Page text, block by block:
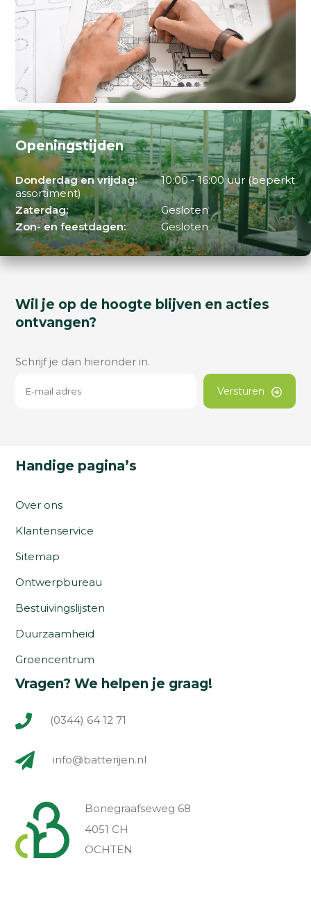
Openingstijden
Donderdag en vrijdag:
10:00 - 16:00 uur (beperkt
assortiment)
Zaterdag:
Gesloten
Zon- en feestdagen:
Gesloten
Wil je op de hoogte blijven en acties
ontvangen?
Schrijf je dan hieronder in.
Versturen
Handige pagina’s
Over ons
Klantenservice
Sitemap
Ontwerpbureau
Bestuivingslijsten
Duurzaamheid
Groencentrum
Vragen? We helpen je graag!
(0344) 64 12 71
info@batterijen.nl
Bonegraafseweg 68
4051 CH
OCHTEN